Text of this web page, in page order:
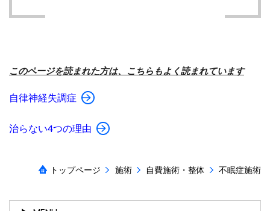
このページを読まれた方は、こちらもよく読まれています
自律神経失調症
治らない4つの理由
トップページ 施術 自費施術・整体 不眠症施術